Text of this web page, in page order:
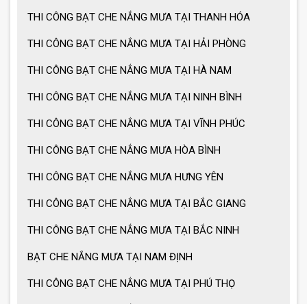
Ưu điểm ô dù che nắng mưa
Cách chọn ô dù che nắng mưa
Ô dù che nắng mưa loại lớn
NHẤT 2021
THI CÔNG BẠT CHE NẮNG MƯA TẠI THANH HÓA
THI CÔNG BẠT CHE NẮNG MƯA TẠI HẢI PHÒNG
THI CÔNG BẠT CHE NẮNG MƯA TẠI HÀ NAM
THI CÔNG BẠT CHE NẮNG MƯA TẠI NINH BÌNH
THI CÔNG BẠT CHE NẮNG MƯA TẠI VĨNH PHÚC
THI CÔNG BẠT CHE NẮNG MƯA HÒA BÌNH
THI CÔNG BẠT CHE NẮNG MƯA HƯNG YÊN
THI CÔNG BẠT CHE NẮNG MƯA TẠI BẮC GIANG
THI CÔNG BẠT CHE NẮNG MƯA TẠI BẮC NINH
BẠT CHE NẮNG MƯA TẠI NAM ĐỊNH
THI CÔNG BẠT CHE NẮNG MƯA TẠI PHÚ THỌ